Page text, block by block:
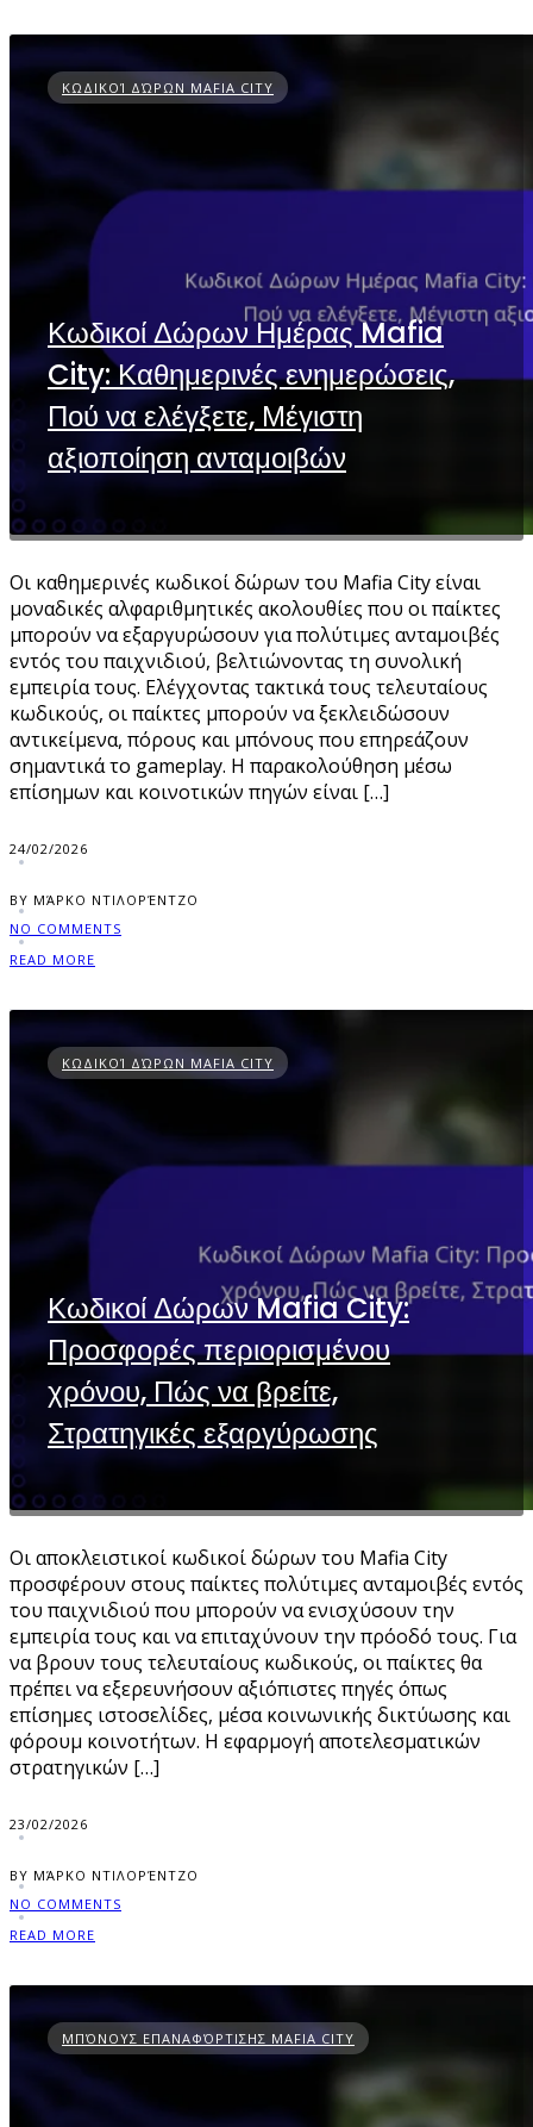
ΚΩΔΙΚΟΊ ΔΏΡΩΝ MAFIA CITY
Κωδικοί Δώρων Ημέρας Mafia
City: Καθημερινές ενημερώσεις,
Πού να ελέγξετε, Μέγιστη
αξιοποίηση ανταμοιβών
Οι καθημερινές κωδικοί δώρων του Mafia City είναι
μοναδικές αλφαριθμητικές ακολουθίες που οι παίκτες
μπορούν να εξαργυρώσουν για πολύτιμες ανταμοιβές
εντός του παιχνιδιού, βελτιώνοντας τη συνολική
εμπειρία τους. Ελέγχοντας τακτικά τους τελευταίους
κωδικούς, οι παίκτες μπορούν να ξεκλειδώσουν
αντικείμενα, πόρους και μπόνους που επηρεάζουν
σημαντικά το gameplay. Η παρακολούθηση μέσω
επίσημων και κοινοτικών πηγών είναι […]
24/02/2026
BY ΜΆΡΚΟ ΝΤΙΛΟΡΈΝΤΖΟ
NO COMMENTS
READ MORE
ΚΩΔΙΚΟΊ ΔΏΡΩΝ MAFIA CITY
Κωδικοί Δώρων Mafia City:
Προσφορές περιορισμένου
χρόνου, Πώς να βρείτε,
Στρατηγικές εξαργύρωσης
Οι αποκλειστικοί κωδικοί δώρων του Mafia City
προσφέρουν στους παίκτες πολύτιμες ανταμοιβές εντός
του παιχνιδιού που μπορούν να ενισχύσουν την
εμπειρία τους και να επιταχύνουν την πρόοδό τους. Για
να βρουν τους τελευταίους κωδικούς, οι παίκτες θα
πρέπει να εξερευνήσουν αξιόπιστες πηγές όπως
επίσημες ιστοσελίδες, μέσα κοινωνικής δικτύωσης και
φόρουμ κοινοτήτων. Η εφαρμογή αποτελεσματικών
στρατηγικών […]
23/02/2026
BY ΜΆΡΚΟ ΝΤΙΛΟΡΈΝΤΖΟ
NO COMMENTS
READ MORE
ΜΠΌΝΟΥΣ ΕΠΑΝΑΦΌΡΤΙΣΗΣ MAFIA CITY